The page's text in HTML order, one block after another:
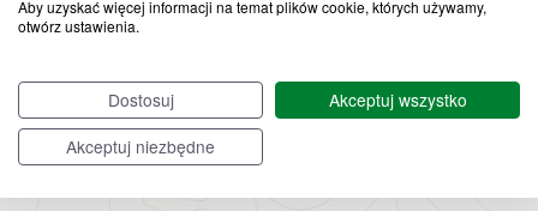
Aby uzyskać więcej informacji na temat plików cookie, których używamy,
otwórz ustawienia.
Dostosuj
Akceptuj wszystko
Akceptuj niezbędne